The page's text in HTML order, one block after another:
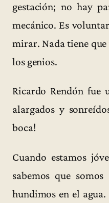
gestación; no hay
mecánico. Es
mirar. Nada tiene
los genios.
Ricardo Rendón fue
alargados y
boca!
Cuando estamos
sabemos que
hundimos en el